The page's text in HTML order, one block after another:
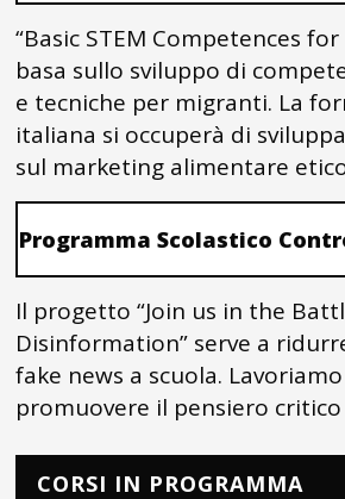
“Basic STEM Competences
basa sullo sviluppo di
e tecniche per migranti. La
italiana si occuperà di
sul marketing alimentare
Programma Scolastico
Il progetto “Join us in the
Disinformation” serve a
fake news a scuola.
promuovere il pensiero
CORSI IN PROGRAMMA